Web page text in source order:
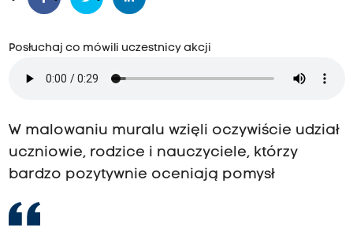
Posłuchaj co mówili uczestnicy akcji
W malowaniu muralu wzięli oczywiście udział
uczniowie, rodzice i nauczyciele, którzy
bardzo pozytywnie oceniają pomysł